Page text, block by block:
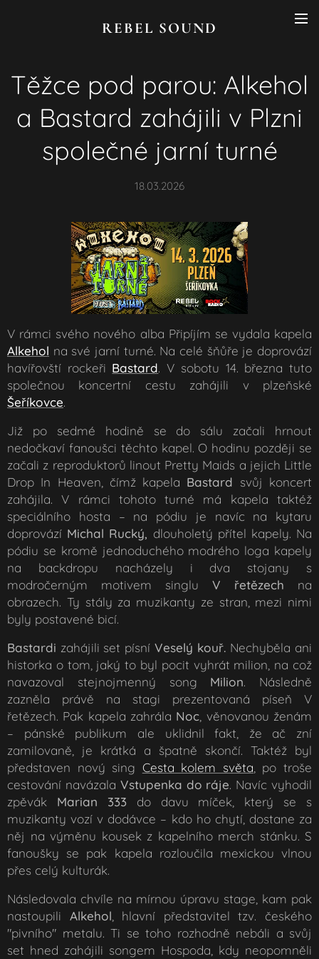
REBEL SOUND
Těžce pod parou: Alkehol
a Bastard zahájili v Plzni
společné jarní turné
18.03.2026
V rámci svého nového alba Připíjím se vydala kapela
Alkehol na své jarní turné. Na celé šňůře je doprovází
havířovští rockeři Bastard. V sobotu 14. března tuto
společnou koncertní cestu zahájili v plzeňské
Šeříkovce.
Již po sedmé hodině se do sálu začali hrnout
nedočkaví fanoušci těchto kapel. O hodinu později se
začali z reproduktorů linout Pretty Maids a jejich Little
Drop In Heaven, čímž kapela Bastard svůj koncert
zahájila. V rámci tohoto turné má kapela taktéž
speciálního hosta – na pódiu je navíc na kytaru
doprovází Michal Rucký, dlouholetý přítel kapely. Na
pódiu se kromě jednoduchého modrého loga kapely
na backdropu nacházely i dva stojany s
modročerným motivem singlu V řetězech na
obrazech. Ty stály za muzikanty ze stran, mezi nimi
byly postavené bicí.
Bastardi zahájili set písní Veselý kouř. Nechyběla ani
historka o tom, jaký to byl pocit vyhrát milion, na což
navazoval stejnojmenný song Milion. Následně
zazněla právě na stagi prezentovaná píseň V
řetězech. Pak kapela zahrála Noc, věnovanou ženám
– pánské publikum ale uklidnil fakt, že ač zní
zamilovaně, je krátká a špatně skončí. Taktéž byl
představen nový sing Cesta kolem světa, po troše
cestování navázala Vstupenka do ráje. Navíc vyhodil
zpěvák Marian 333 do davu míček, který se s
muzikanty vozí v dodávce – kdo ho chytí, dostane za
něj na výměnu kousek z kapelního merch stánku. S
fanoušky se pak kapela rozloučila mexickou vlnou
přes celý kulturák.
Následovala chvíle na mírnou úpravu stage, kam pak
nastoupili Alkehol, hlavní představitel tzv. českého
"pivního" metalu. Ti se toho rozhodně nebáli a svůj
set hned zahájili songem Hospoda, kdy neopomněli